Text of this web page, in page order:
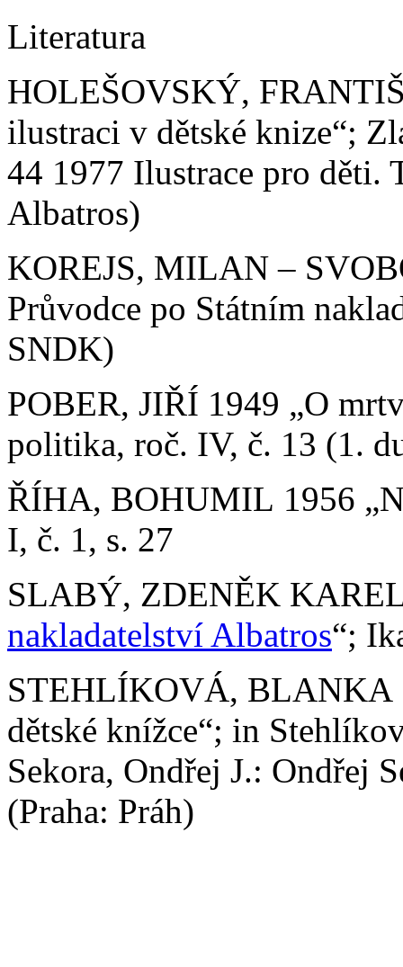
Literatura
HOLEŠOVSKÝ,
ilustraci v dětské knize“;
44 1977 Ilustrace pro děti.
Albatros)
KOREJS, MILAN –
Průvodce po Státním
SNDK)
POBER, JIŘÍ 1949 „O
politika, roč. IV, č. 13 (1.
ŘÍHA, BOHUMIL 1956
I, č. 1, s. 27
SLABÝ, ZDENĚK
nakladatelství Albatros“;
STEHLÍKOVÁ, BLANKA
dětské knížce“; in
Sekora, Ondřej J.: Ondřej
(Praha: Práh)